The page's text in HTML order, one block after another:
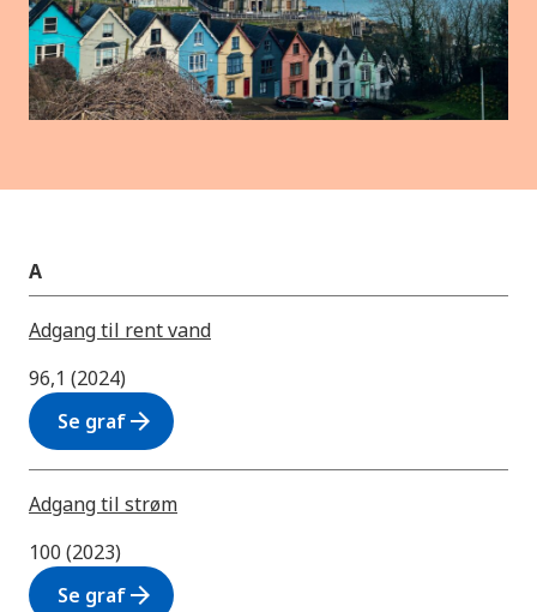
A
Adgang til rent vand
96,1 (2024)
Se grafarrow_forward
Adgang til strøm
100 (2023)
Se grafarrow_forward